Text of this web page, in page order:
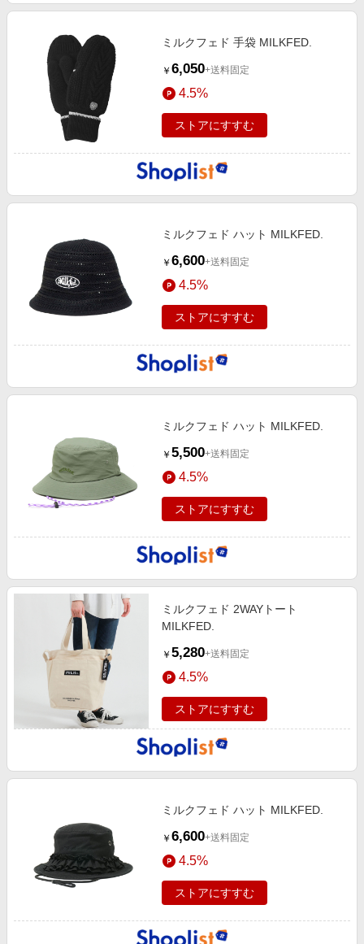
ミルクフェド 手袋 MILKFED.
￥ 6,050+送料固定
4.5%
ストアにすすむ
ミルクフェド ハット MILKFED.
￥ 6,600+送料固定
4.5%
ストアにすすむ
ミルクフェド ハット MILKFED.
￥ 5,500+送料固定
4.5%
ストアにすすむ
ミルクフェド 2WAYトート
MILKFED.
￥ 5,280+送料固定
4.5%
ストアにすすむ
ミルクフェド ハット MILKFED.
￥ 6,600+送料固定
4.5%
ストアにすすむ